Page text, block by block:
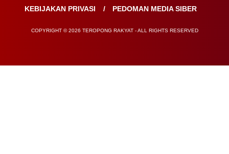
KEBIJAKAN PRIVASI
PEDOMAN MEDIA SIBER
COPYRIGHT © 2026 TEROPONG RAKYAT - ALL RIGHTS RESERVED